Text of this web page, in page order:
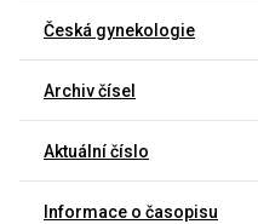
Česká gynekologie
Archiv čísel
Aktuální číslo
Informace o časopisu